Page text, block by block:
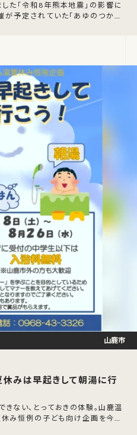
た「令和8年熊本地震」の影響に
が予定されていた「あゆのつかみ
休みは早起きして朝湯に行
きない、とっておきの体験。山鹿温
休み恒例の子ども向け企画を今年
山鹿市